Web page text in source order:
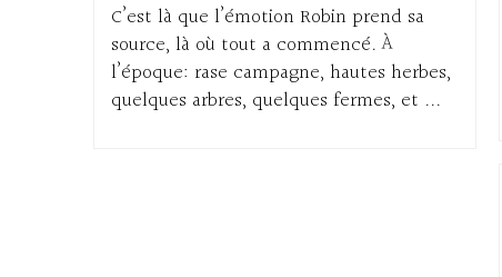
C’est là que l’émotion Robin prend sa
source, là où tout a commencé. À
l’époque: rase campagne, hautes herbes,
quelques arbres, quelques fermes, et ...